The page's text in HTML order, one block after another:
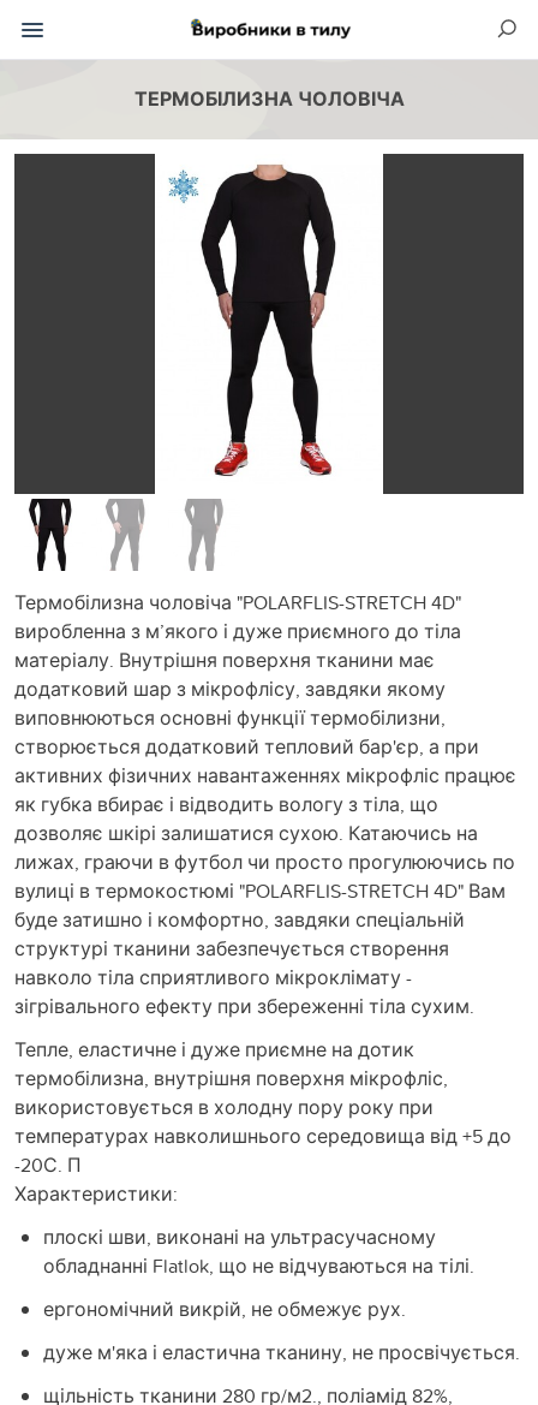
ТЕРМОБІЛИЗНА ЧОЛОВІЧА
Термобілизна чоловіча "POLARFLIS-STRETCH 4D"
виробленна з м’якого і дуже приємного до тіла
матеріалу. Внутрішня поверхня тканини має
додатковий шар з мікрофлісу, завдяки якому
виповнюються основні функції термобілизни,
створюється додатковий тепловий бар'єр, а при
активних фізичних навантаженнях мікрофліс працює
як губка вбирає і відводить вологу з тіла, що
дозволяє шкірі залишатися сухою. Катаючись на
лижах, граючи в футбол чи просто прогулюючись по
вулиці в термокостюмі "POLARFLIS-STRETCH 4D" Вам
буде затишно і комфортно, завдяки спеціальній
структурі тканини забезпечується створення
навколо тіла сприятливого мікроклімату -
зігрівального ефекту при збереженні тіла сухим.
Тепле, еластичне і дуже приємне на дотик
термобілизна, внутрішня поверхня мікрофліс,
використовується в холодну пору року при
температурах навколишнього середовища від +5 до
-20С. П
Характеристики:
плоскі шви, виконані на ультрасучасному
обладнанні Flatlok, що не відчуваються на тілі.
ергономічний викрій, не обмежує рух.
дуже м'яка і еластична тканину, не просвічується.
щільність тканини 280 гр/м2., поліамід 82%,